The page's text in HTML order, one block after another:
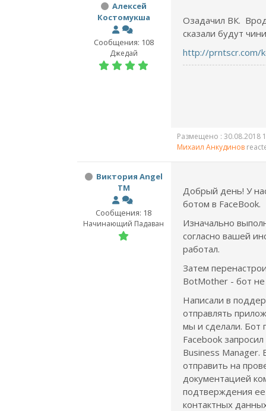
Алексей
Костомукша
Сообщения: 108
Джедай
Озадачил ВК.
сказали будут
http://prntscr.com/
Размещено : 30.08.2018
Михаил Анкудинов
Виктория Angel
TM
Сообщения: 18
Начинающий Падаван
Добрый день! У
ботом в FaceBook.
Изначально
согласно вашей
работал.
Затем
BotMother - бот не
Написали в
отправлять
мы и сделали. Бот
Facebook
Business Manager.
отправить на
документацией
подтверждения
контактных